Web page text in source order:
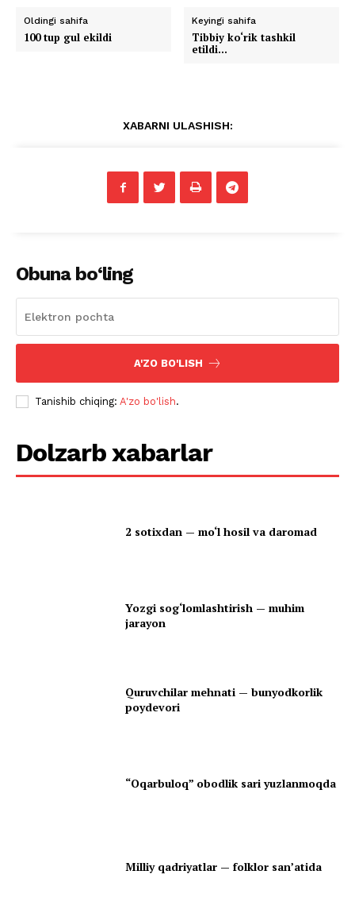
Oldingi sahifa
100 tup gul ekildi
Keyingi sahifa
Tibbiy ko‘rik tashkil
etildi…
XABARNI ULASHISH:
Obuna bo‘ling
A'ZO BO'LISH
Tanishib chiqing: A'zo bo'lish.
Dolzarb xabarlar
2 sotixdan — mo‘l hosil va daromad
Yozgi sog‘lomlashtirish — muhim
jarayon
Quruvchilar mehnati — bunyodkorlik
poydevori
“Oqarbuloq” obodlik sari yuzlanmoqda
Milliy qadriyatlar — folklor san’atida